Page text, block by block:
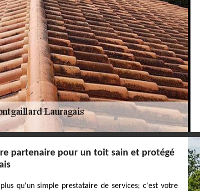
partenaire pour un toit sain et protégé
qu'un simple prestataire de services; c'est votre